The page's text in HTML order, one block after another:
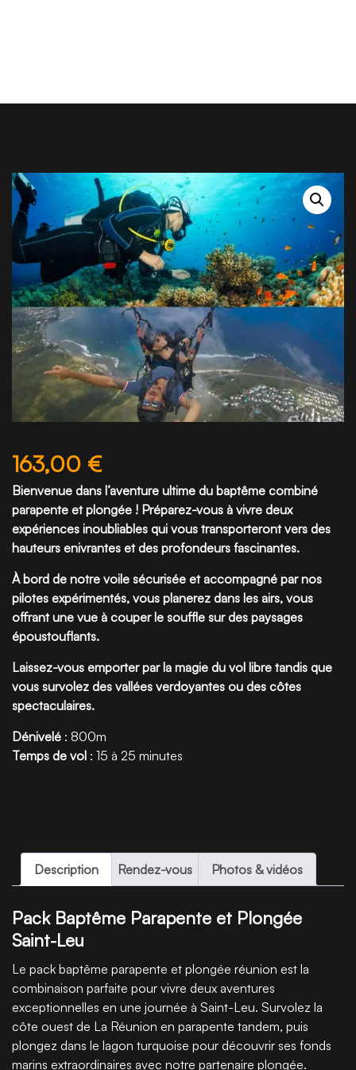
163,00 €
Bienvenue dans l’aventure ultime du baptême combiné
parapente et plongée ! Préparez-vous à vivre deux
expériences inoubliables qui vous transporteront vers des
hauteurs enivrantes et des profondeurs fascinantes.
À bord de notre voile sécurisée et accompagné par nos
pilotes expérimentés, vous planerez dans les airs, vous
offrant une vue à couper le souffle sur des paysages
époustouflants.
Laissez-vous emporter par la magie du vol libre tandis que
vous survolez des vallées verdoyantes ou des côtes
spectaculaires.
Dénivelé : 800m
Temps de vol : 15 à 25 minutes
Description Rendez-vous Photos & vidéos
Pack Baptême Parapente et Plongée
Saint-Leu
Le pack baptême parapente et plongée réunion est la
combinaison parfaite pour vivre deux aventures
exceptionnelles en une journée à Saint-Leu. Survolez la
côte ouest de La Réunion en parapente tandem, puis
plongez dans le lagon turquoise pour découvrir ses fonds
marins extraordinaires avec notre partenaire plongée.